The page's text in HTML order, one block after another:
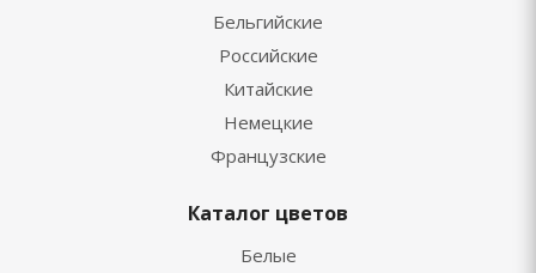
Бельгийские
Российские
Китайские
Немецкие
Французские
Каталог цветов
Белые